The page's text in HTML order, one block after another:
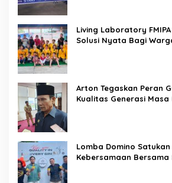
Living Laboratory
Solusi Nyata Bagi
Arton Tegaskan Peran
Kualitas Generasi
Lomba Domino
Kebersamaan Bersama